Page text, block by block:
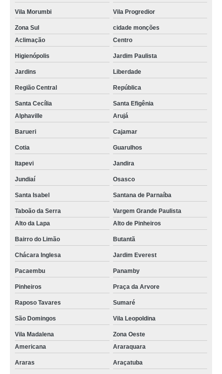
Vila Morumbi Vila Progredior
Zona Sul
cidade monções
Aclimação
Centro
Higienópolis Jardim Paulista
Jardins Liberdade
Região Central República
Santa Cecília
Santa Efigênia
Alphaville
Arujá
Barueri Cajamar
Cotia Guarulhos
Itapevi Jandira
Jundiaí Osasco
Santa Isabel Santana de Parnaíba
Taboão da Serra
Vargem Grande Paulista
Alto da Lapa
Alto de Pinheiros
Bairro do Limão Butantã
Chácara Inglesa Jardim Everest
Pacaembu Panamby
Pinheiros Praça da Arvore
Raposo Tavares Sumaré
São Domingos Vila Leopoldina
Vila Madalena
Zona Oeste
Americana
Araraquara
Araras Araçatuba